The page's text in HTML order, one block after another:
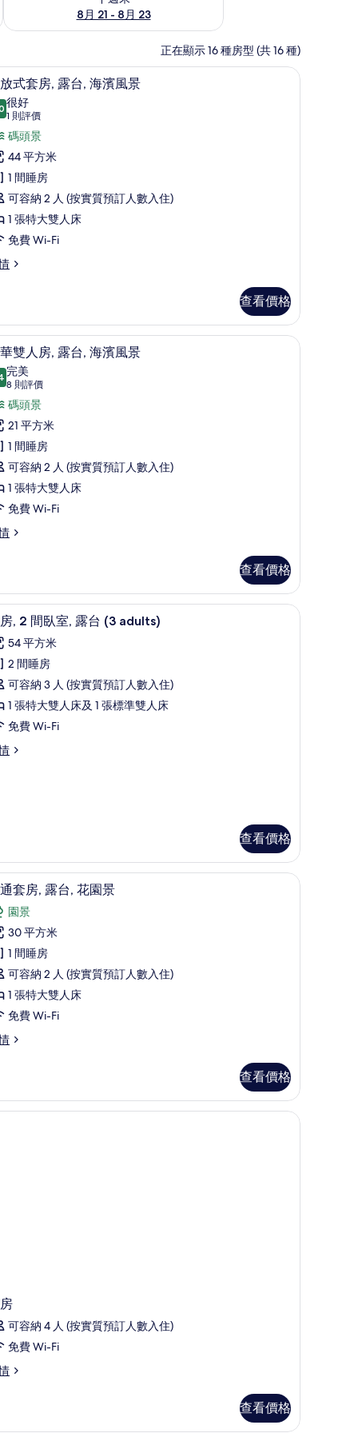
8月 21 - 8月 23
正在顯示 16 種房型 (共 16 種)
開放式套房, 露台, 海濱風景 | 迷你吧、房內夾
12式套房, 露台, 海濱風景
分，滿分 10 分
很好
1 則評價
(1
則
評
價)
碼頭景
44 平方米
1 間睡房
可容納 2 人 (按實質預訂人數入住)
1 張特大雙人床
免費 Wi-Fi
查看價格
光窗簾/窗簾、隔音 迷你吧、房內夾萬、遮光窗簾/窗簾、隔音
7 雙人房, 露台, 海濱風景
分，滿分 10 分
完美
8 則評價
(8
則
評
價)
碼頭景
21 平方米
1 間睡房
可容納 2 人 (按實質預訂人數入住)
1 張特大雙人床
免費 Wi-Fi
查看價格
迷你吧、房內夾萬、遮光窗簾/窗簾、隔音
17, 2 間臥室, 露台 (3 adults)
54 平方米
2 間睡房
可容納 3 人 (按實質預訂人數入住)
1 張特大雙人床及 1 張標準雙人床
免費 Wi-Fi
查看價格
普通套房, 露台, 花園景 | 迷你吧、房內夾萬、
5 套房, 露台, 花園景
園景
30 平方米
1 間睡房
可容納 2 人 (按實質預訂人數入住)
1 張特大雙人床
免費 Wi-Fi
查看價格
可容納 4 人 (按實質預訂人數入住)
免費 Wi-Fi
查看價格